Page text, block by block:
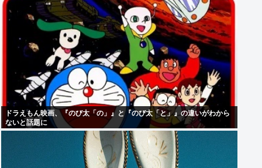
ドラえもん映画、『のび太「の」』と『のび太「と」』の違いがわから
ないと話題に